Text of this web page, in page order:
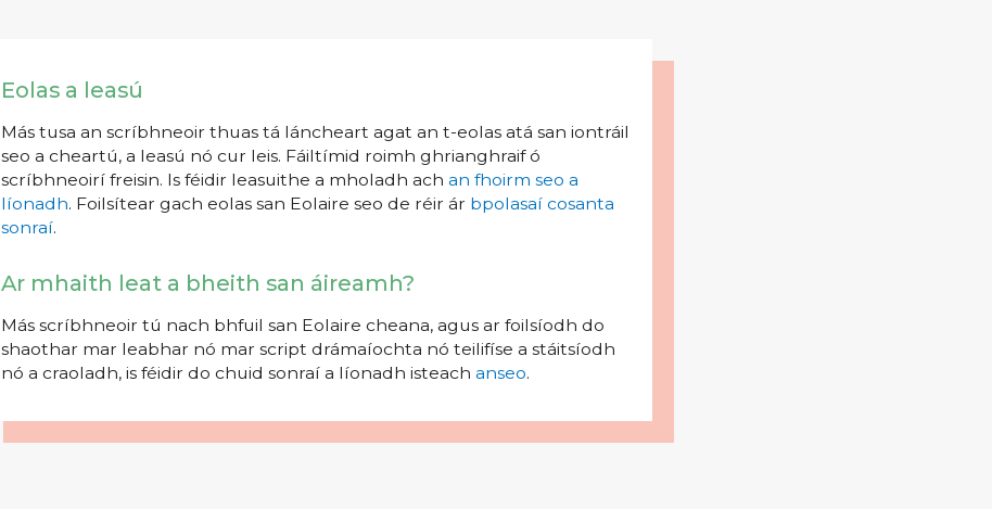
Eolas a leasú
Más tusa an scríbhneoir thuas tá láncheart agat an t-eolas atá san iontráil
seo a cheartú, a leasú nó cur leis. Fáiltímid roimh ghrianghraif ó
scríbhneoirí freisin. Is féidir leasuithe a mholadh ach an fhoirm seo a
líonadh. Foilsítear gach eolas san Eolaire seo de réir ár bpolasaí cosanta
sonraí.
Ar mhaith leat a bheith san áireamh?
Más scríbhneoir tú nach bhfuil san Eolaire cheana, agus ar foilsíodh do
shaothar mar leabhar nó mar script drámaíochta nó teilifíse a stáitsíodh
nó a craoladh, is féidir do chuid sonraí a líonadh isteach anseo.